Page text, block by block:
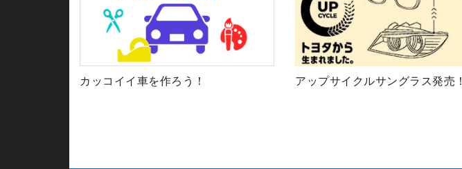
カッコイイ車を作ろう！ アップサイクルサングラス発売！